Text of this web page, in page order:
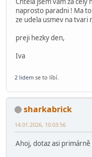
peki
Globální
29.11.2025, 12:00:38
Výlohy opět boduji
dneska jeste jedna
Chtela jsem vam za cely
ze udela usmev na tvari
preji hezky den,